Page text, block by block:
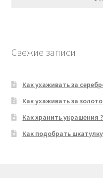
Свежие записи
Как ухаживать за
Как ухаживать за
Как хранить украшения ?
Как подобрать